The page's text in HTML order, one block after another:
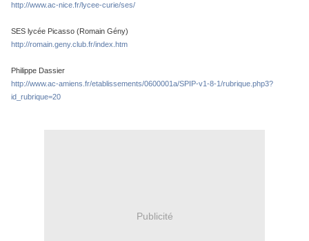
http://www.ac-nice.fr/lycee-curie/ses/
SES lycée Picasso (Romain Gény)
http://romain.geny.club.fr/index.htm
Philippe Dassier
http://www.ac-amiens.fr/etablissements/0600001a/SPIP-v1-8-1/rubrique.php3?
id_rubrique=20
Publicité